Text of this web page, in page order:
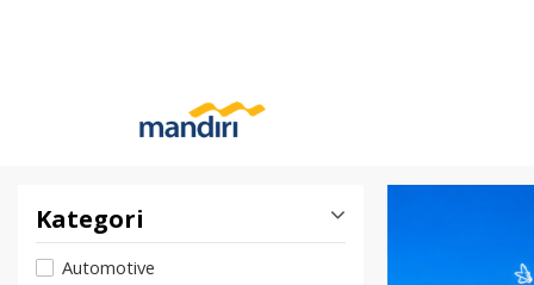
Kategori
Automotive